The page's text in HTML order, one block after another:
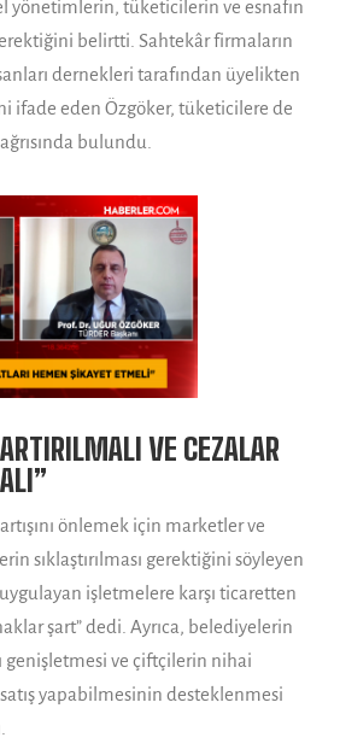
yönetimlerin, tüketicilerin ve esnafın
belirtti. Sahtekâr firmaların
dernekleri tarafından üyelikten
ifade eden Özgöker, tüketicilere de
bulundu.
VE CEZALAR
önlemek için marketler ve
sıklaştırılması gerektiğini söyleyen
işletmelere karşı ticaretten
şart” dedi. Ayrıca, belediyelerin
genişletmesi ve çiftçilerin nihai
yapabilmesinin desteklenmesi